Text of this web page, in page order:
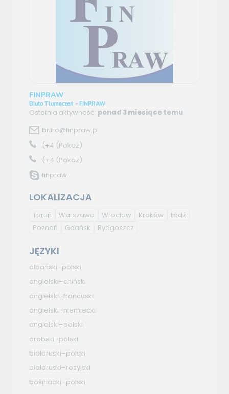
FINPRAW
Biuto Tłumaczeń - FINPRAW
Ostatnia aktywność: ponad 3 miesiące temu
biuro@finpraw.pl
(+4 (Pokaż)
(+4 (Pokaż)
finpraw
LOKALIZACJA
Toruń Warszawa Wrocław Kraków
Łódź
Poznań
Gdańsk Bydgoszcz
JĘZYKI
albański–polski
angielski–chiński
angielski–francuski
angielski–niemiecki
angielski–polski
arabski–polski
białoruski–polski
białoruski–rosyjski
bośniacki–polski